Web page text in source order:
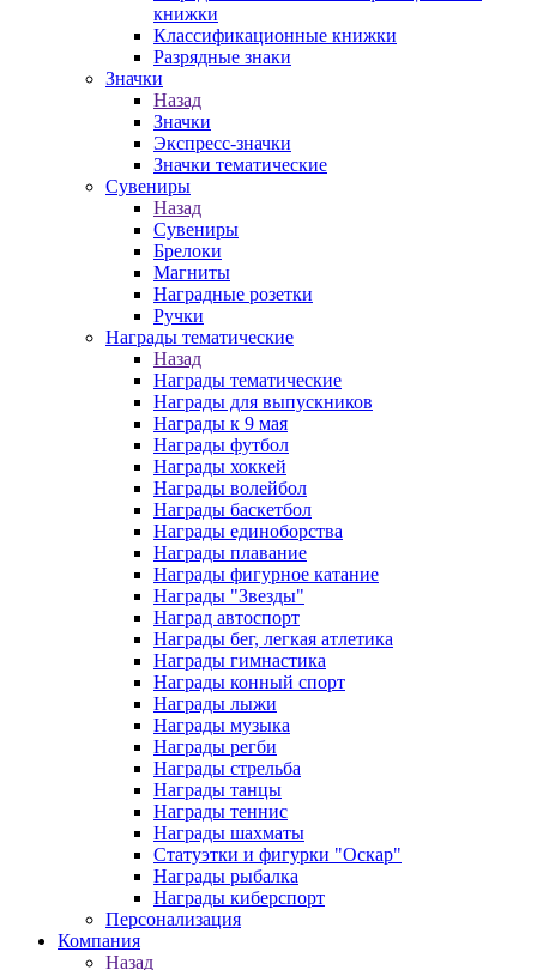
книжки
Классификационные книжки
Разрядные знаки
Значки
Назад
Значки
Экспресс-значки
Значки тематические
Сувениры
Назад
Сувениры
Брелоки
Магниты
Наградные розетки
Ручки
Награды тематические
Назад
Награды тематические
Награды для выпускников
Награды к 9 мая
Награды футбол
Награды хоккей
Награды волейбол
Награды баскетбол
Награды единоборства
Награды плавание
Награды фигурное катание
Награды "Звезды"
Наград автоспорт
Награды бег, легкая атлетика
Награды гимнастика
Награды конный спорт
Награды лыжи
Награды музыка
Награды регби
Награды стрельба
Награды танцы
Награды теннис
Награды шахматы
Статуэтки и фигурки "Оскар"
Награды рыбалка
Награды киберспорт
Персонализация
Компания
Назад